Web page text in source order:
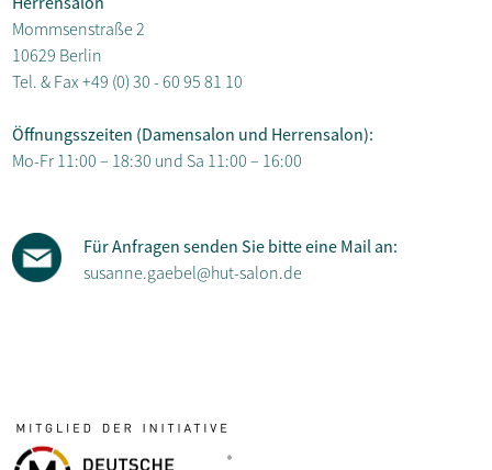
Mommsenstraße 2
10629 Berlin
Tel. & Fax+49 (0) 30 - 60 95 81 10
Öffnungsszeiten (Damensalon und Herrensalon):
Mo-Fr 11:00 – 18:30 und Sa 11:00 – 16:00
Für Anfragen senden Sie bitte eine Mail an:
susanne.gaebel@hut-salon.de